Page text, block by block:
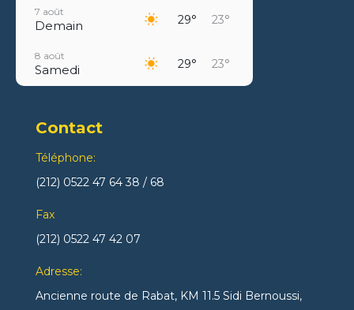
7 août
Demain 29° 23°
8 août
Samedi 29° 23°
Lundi
11 août
12 août
Mercredi
Contact
Téléphone:
(212) 0522 47 64 38 / 68
Fax
(212) 0522 47 42 07
Adresse:
Ancienne route de Rabat, KM 11.5 Sidi Bernoussi,